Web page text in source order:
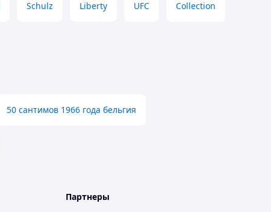
Schulz Liberty UFC Collection
50 сантимов 1966 года бельгия
Партнеры